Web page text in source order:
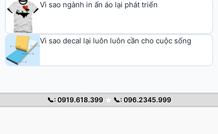
📞: 0919.618.399★ 📞: 096.2345.999
Vì sao ngành in ấn áo lại phát triển
Vì sao decal lại luôn luôn cần cho cuộc sống